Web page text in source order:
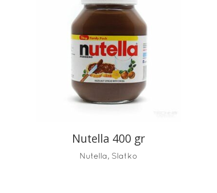
READ MORE
Nutella 400 gr
Nutella, Slatko